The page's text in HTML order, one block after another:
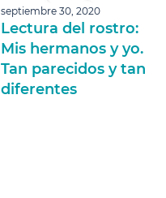
septiembre 30, 2020
Lectura del rostro:
Mis hermanos y yo.
Tan parecidos y tan
diferentes